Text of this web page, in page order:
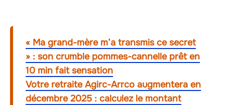
« Ma grand-mère m’a transmis ce secret
» : son crumble pommes-cannelle prêt en
10 min fait sensation
Votre retraite Agirc-Arrco augmentera en
décembre 2025 : calculez le montant